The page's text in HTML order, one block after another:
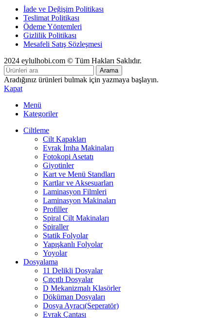
İade ve Değişim Politikası
Teslimat Politikası
Ödeme Yöntemleri
Gizlilik Politikası
Mesafeli Satış Sözleşmesi
2024 eylulhobi.com © Tüm Hakları Saklıdır.
Arama
Aradığınız ürünleri bulmak için yazmaya başlayın.
Kapat
Menü
Kategoriler
Ciltleme
Cilt Kapakları
Evrak İmha Makinaları
Fotokopi Asetatı
Giyotinler
Kart ve Menü Standları
Kartlar ve Aksesuarları
Laminasyon Filmleri
Laminasyon Makinaları
Profiller
Spiral Cilt Makinaları
Spiraller
Statik Folyolar
Yapışkanlı Folyolar
Yoyolar
Dosyalama
11 Delikli Dosyalar
Çıtçıtlı Dosyalar
D Mekanizmalı Klasörler
Döküman Dosyaları
Dosya Ayracı(Seperatör)
Evrak Çantası